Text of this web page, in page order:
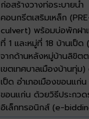
ก่อสร้างวางท่อระบายน้ำ
คอนกรีตเสริมเหล็ก
culvert) พร้อมบ่อพักฝา
ที่ 1 และหมู่ที่ 18 บ้านเป็
จากด้านหลังหมู่บ้านลิขิต
เขตเทศบาลเมืองบ้านทุ่ม
เป็ด อำเภอเมืองขอนแก่
ขอนแก่น ด้วยวิธีประกวด
อิเล็กทรอนิกส์ (e-